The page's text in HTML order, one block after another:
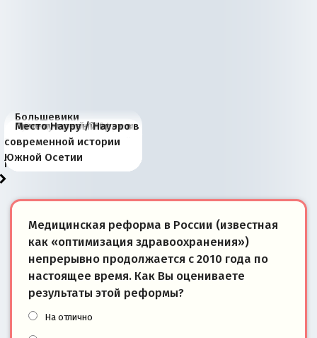
Большевики
отличаются от «Яблока»
тем, что они -
победители
Киевская марионетка
Запада рассказала о
«переобувании» хозяев
В России назрели
перемены: 15 шагов к
суверенной экономике
Миграционный пожар
Европы
Россия начинает
сбрасывать балласт
Анкориджа
Россия зимой 1904
года: первые уступки во
внутренней политике
Русская нация вчера и
сегодня
Почему правый крах в
Варшаве не поможет её
отношениям с Россией?
Место Науру / Науэро в
современной истории
Южной Осетии
Медицинская реформа в России (известная
как «оптимизация здравоохранения»)
непрерывно продолжается с 2010 года по
настоящее время. Как Вы оцениваете
результаты этой реформы?
На отлично